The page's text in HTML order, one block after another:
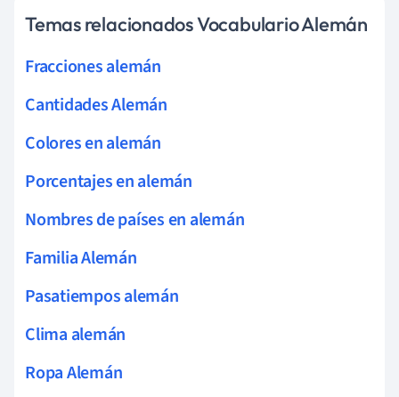
Temas relacionados Vocabulario Alemán
Fracciones alemán
Cantidades Alemán
Colores en alemán
Porcentajes en alemán
Nombres de países en alemán
Familia Alemán
Pasatiempos alemán
Clima alemán
Ropa Alemán